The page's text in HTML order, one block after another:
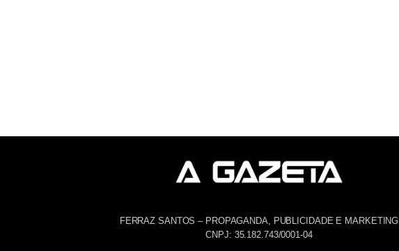
FERRAZ SANTOS – PROPAGANDA, PUBLICIDADE E MARKETING
CNPJ: 35.182.743/0001-04